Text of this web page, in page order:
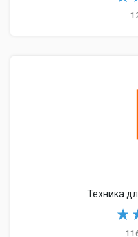
Техника